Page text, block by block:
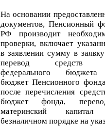
На основании
документов, Пенсионный
РФ производит
проверки, включает
в заявлении сумму в
перевод средств
федерального
бюджет Пенсионного
после перечисления
бюджет фонда,
материнский
безналичном порядке на